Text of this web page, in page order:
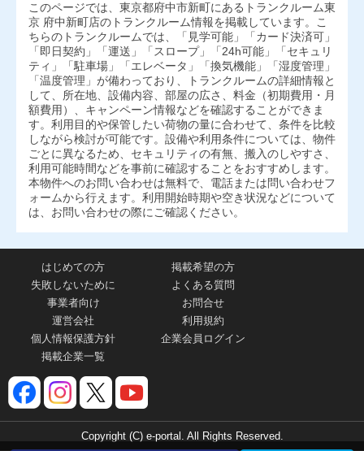
このページでは、東京都府中市新町にあるトランクルーム東
京 府中新町店のトランクルーム情報を掲載しています。こ
ちらのトランクルームでは、「見学可能」「カード決済可」
「即日契約」「運送」「スロープ」「24h可能」「セキュリ
ティ」「駐車場」「エレベータ」「換気機能」「湿度管理」
「温度管理」が備わっており、トランクルームの詳細情報と
して、所在地、設備内容、部屋の広さ、料金（初期費用・月
額費用）、キャンペーン情報などを確認することができま
す。利用目的や保管したい荷物の量に合わせて、条件を比較
しながら検討が可能です。設備や利用条件については、物件
ごとに異なるため、セキュリティの有無、搬入のしやすさ、
利用可能時間などを事前に確認することをおすすめします。
本物件へのお問い合わせは無料で、電話または問い合わせフ
ォームから行えます。利用開始時期や空き状況などについて
は、お問い合わせの際にご確認ください。
はじめての方
掲載希望の方
失敗しないために
よくある質問
事業者向け
お問合せ
運営会社
利用規約
個人情報保護方針
企業会員ログイン
掲載企業一覧
Copyright (C) e-portal. All Rights Reserved.